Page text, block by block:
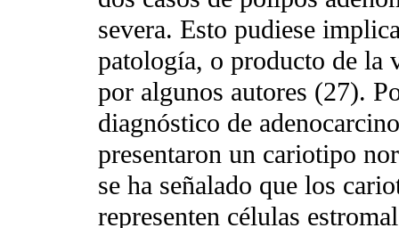
severa. Esto pudiese
patología, o producto de la
por algunos autores (27).
diagnóstico de
presentaron un cariotipo
se ha señalado que los
representen células